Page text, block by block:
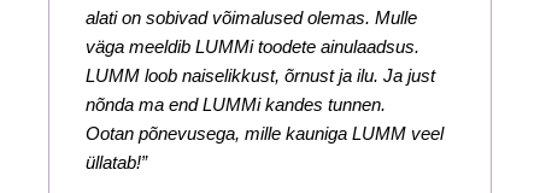
alati on sobivad võimalused olemas. Mulle
väga meeldib LUMMi toodete ainulaadsus.
LUMM loob naiselikkust, õrnust ja ilu. Ja just
nõnda ma end LUMMi kandes tunnen.
Ootan põnevusega, mille kauniga LUMM veel
üllatab!”